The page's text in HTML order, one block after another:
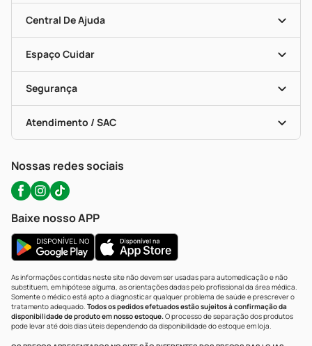
Mapa De Categorias
Blog Da PP
Seja Uma Loja Parceira
Clube PP
Convênios
Programa Popular Do Brasil
Encarte De Ofertas
Dermaclub
Descontos De Laboratório (PBM)
Cupons E Ofertas
Central De Ajuda
Entrega
Recompra Programada
Compras Com Receita
Alomed (tele-Entrega)
Formas De Pagamento
Troca E Devolução
Bulas De A A Z
Políticas De Marketplace
Espaço Cuidar
Vacinas
Serviços Farmacêuticos
Testes Rápidos
Autoteste Covid-19
Segurança
Certificado De Segurança
Portal Da Privacidade
Atendimento / SAC
WhatsApp (47) 9202-1687
Nossas redes sociais
Baixe nosso APP
As informações contidas neste site não devem ser usadas para automedicação e não
substituem, em hipótese alguma, as orientações dadas pelo profissional da área médica.
Somente o médico está apto a diagnosticar qualquer problema de saúde e prescrever o
tratamento adequado. Todos os pedidos efetuados estão sujeitos à confirmação da
disponibilidade de produto em nosso estoque.O processo de separação dos produtos
pode levar até dois dias úteis dependendo da disponibilidade do estoque em loja.